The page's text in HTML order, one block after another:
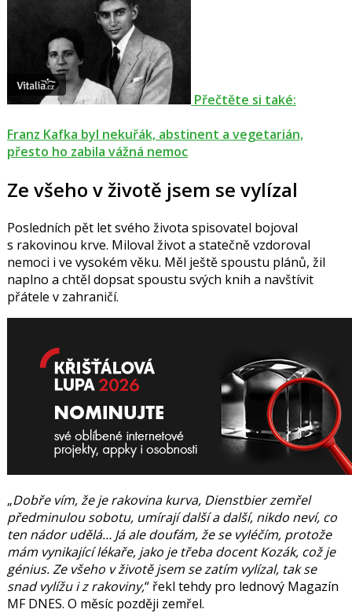
Přečtěte si také:
Franz Kafka byl nekuřák, abstinent a vegetarián,
přesto ho zabila vážná nemoc
Ze všeho v životě jsem se vylízal
Posledních pět let svého života spisovatel bojoval
s rakovinou krve. Miloval život a statečně vzdoroval
nemoci i ve vysokém věku. Měl ještě spoustu plánů, žil
naplno a chtěl dopsat spoustu svých knih a navštívit
přátele v zahraničí.
Dobře vím, že je rakovina kurva, Dienstbier zemřel
předminulou sobotu, umírají další a další, nikdo neví, co
ten nádor udělá… Já ale doufám, že se vyléčím, protože
mám vynikající lékaře, jako je třeba docent Kozák, což je
génius. Ze všeho v životě jsem se zatím vylízal, tak se
snad vylížu i z rakoviny, řekl tehdy pro lednový Magazín
MF DNES. O měsíc později zemřel.